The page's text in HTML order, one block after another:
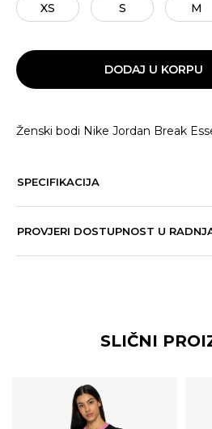
XS S M
DODAJ U KORPU
Ženski bodi Nike Jordan Break
SPECIFIKACIJA
PROVJERI DOSTUPNOST U
SLIČNI